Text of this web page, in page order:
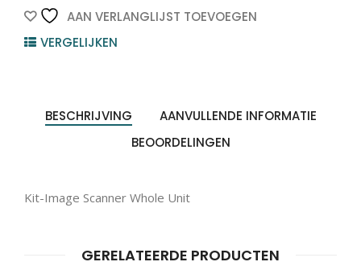
AAN VERLANGLIJST TOEVOEGEN
VERGELIJKEN
BESCHRIJVING
AANVULLENDE INFORMATIE
BEOORDELINGEN
Kit-Image Scanner Whole Unit
GERELATEERDE PRODUCTEN